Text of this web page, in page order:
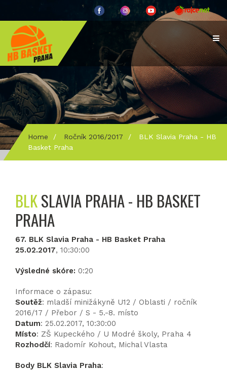
Home / Ročník 2016/2017 /
BLK Slavia Praha - HB
Basket Praha
BLKSLAVIA PRAHA - HB BASKET
PRAHA
67. BLK Slavia Praha - HB Basket Praha
25.02.2017, 10:30:00
Výsledné skóre: 0:20
Informace o zápasu:
Soutěž: mladší minižákyně U12 / Oblasti / ročník
2016/17 / Přebor / S - 5.-8. místo
Datum: 25.02.2017, 10:30:00
Místo: ZŠ Kupeckého / U Modré školy, Praha 4
Rozhodčí: Radomír Kohout, Michal Vlasta
Body BLK Slavia Praha: